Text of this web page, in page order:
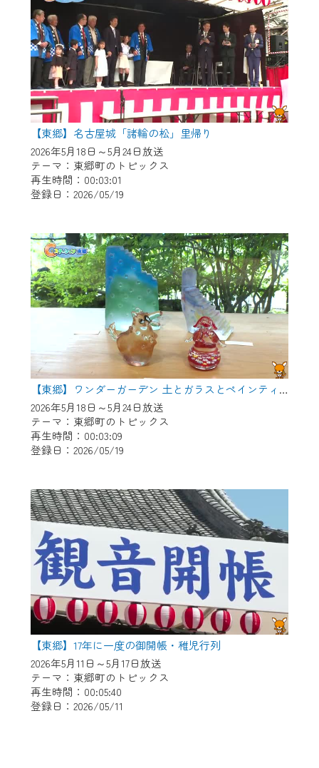
【東郷】名古屋城「諸輪の松」里帰り
2026年5月18日～5月24日放送
テーマ：東郷町のトピックス
再生時間：00:03:01
登録日：2026/05/19
【東郷】ワンダーガーデン 土とガラスとペインティング
2026年5月18日～5月24日放送
テーマ：東郷町のトピックス
再生時間：00:03:09
登録日：2026/05/19
【東郷】17年に一度の御開帳・稚児行列
2026年5月11日～5月17日放送
テーマ：東郷町のトピックス
再生時間：00:05:40
登録日：2026/05/11